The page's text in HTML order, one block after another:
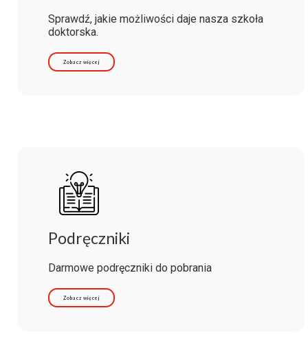
Sprawdź, jakie możliwości daje nasza szkoła
doktorska.
Zobacz więcej
Podręczniki
Darmowe podręczniki do pobrania
Zobacz więcej